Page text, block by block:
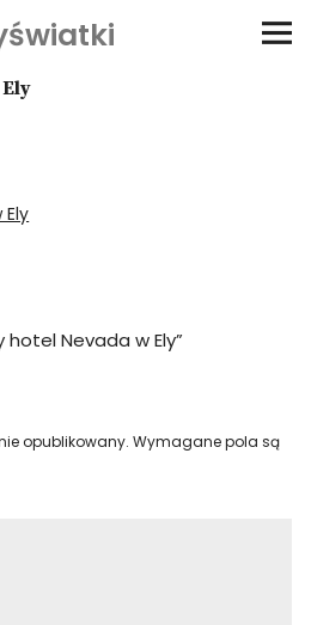
hotel Nevada w Ely”
opublikowany. Wymagane pola są